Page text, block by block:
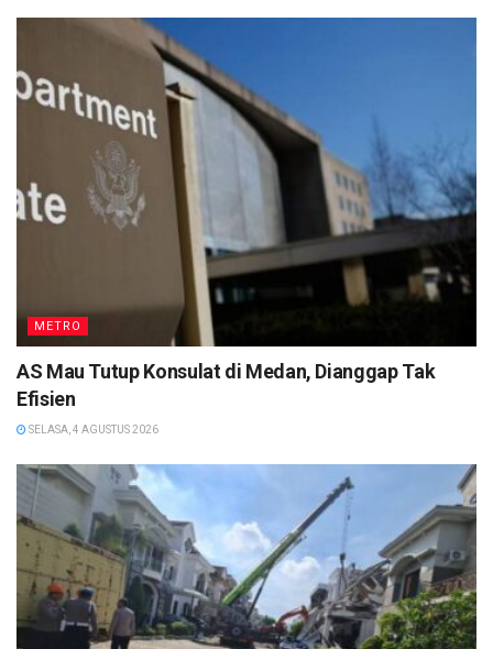
METRO
AS Mau Tutup Konsulat di Medan, Dianggap Tak
Efisien
SELASA, 4 AGUSTUS 2026